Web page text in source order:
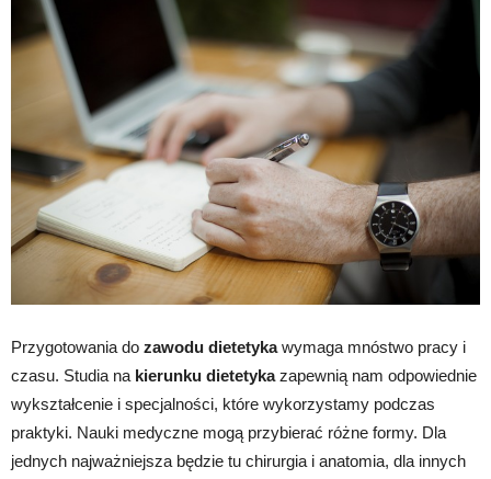
Przygotowania do zawodu dietetykawymaga mnóstwo pracy i
czasu. Studia na kierunku dietetykazapewnią nam odpowiednie
wykształcenie i specjalności, które wykorzystamy podczas
praktyki. Nauki medyczne mogą przybierać różne formy. Dla
jednych najważniejsza będzie tu chirurgia i anatomia, dla innych